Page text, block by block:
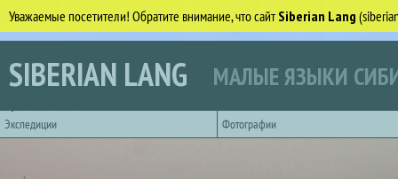
Уважаемые посетители! Обратите внимание, что сайтSiberian Lang
Перейти к основному содержанию
SIBERIAN LANG МАЛЫЕ ЯЗЫКИ
Экспедиции
Фотографии